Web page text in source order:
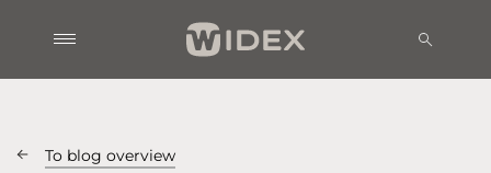
To blog overview